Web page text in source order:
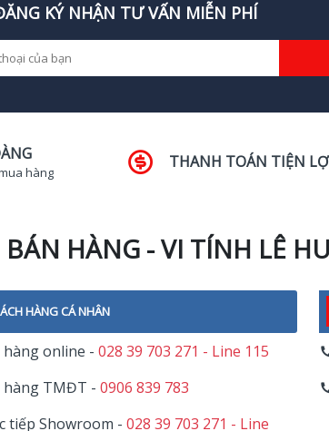
KÝ NHẬN TƯ VẤN MIỄN PHÍ
hàng
THANH TOÁN TIỆN
HÀNG - VI TÍNH LÊ
HÀNG CÁ NHÂN
hàng online -028 39 703 271 - Line 115
hàng TMĐT -0906 839 783
tiếp Showroom -028 39 703 271 - Line